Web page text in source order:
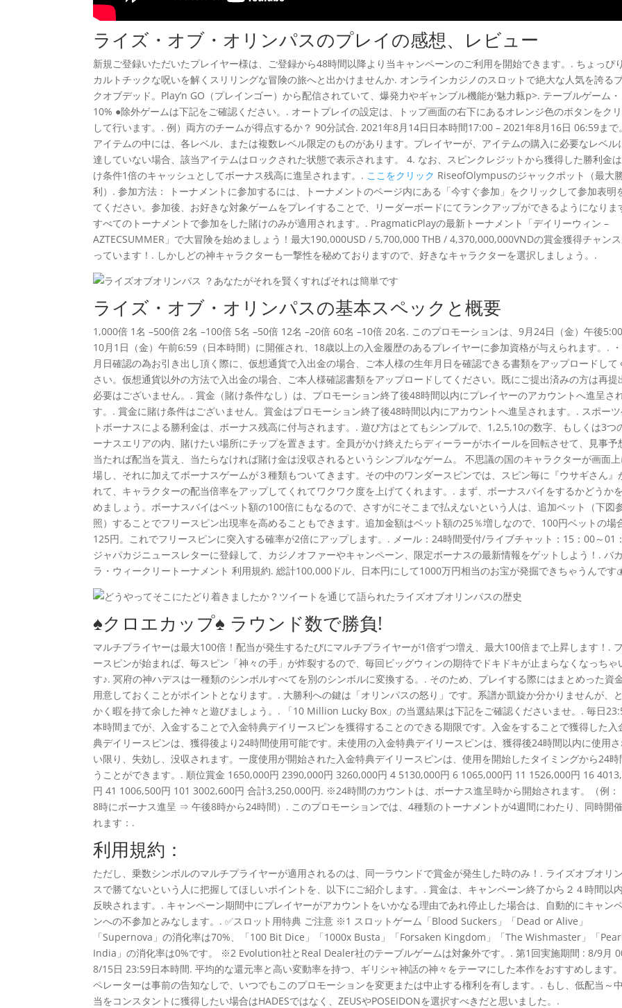
ライズ・オブ・オリンパスのプレイの感想、レビュー
新規ご登録いただいたプレイヤー様は、ご登録から48時間以降より当キャンペーンのご利用を開始できます。. ちょっぴ
カルトチックな呪いを解くスリリングな冒険の旅へと出かけませんか. オンラインカジノのスロットで絶大な人気を誇る
クオブデッド。Play’n GO（プレインゴー）から配信されていて、爆発力やギャンブル機能が魅力㼯p>. テーブルゲーム・
10% ●除外ゲームは下記をご確認ください。. オートプレイの設定は、トップ画面の右下にあるオレンジ色のボタンをク
して行います。. 例）両方のチームが得点するか？ 90分試合. 2021年8月14日日本時間17:00 – 2021年8月16日 06:59まで
アイテムの中には、各レベル、または複数レベル限定のものがあります。プレイヤーが、アイテムの購入に必要なレベル
達していない場合、該当アイテムはロックされた状態で表示されます。 4. なお、スピンクレジットから獲得した勝利金
け条件1倍のキャッシュとしてボーナス残高に進呈されます。. ここをクリック RiseofOlympusのジャックポット（最大
利）. 参加方法： トーナメントに参加するには、トーナメントのページ内にある「今すぐ参加」をクリックして参加表明
てください。参加後、お好きな対象ゲームをプレイすることで、リーダーボードにてランクアップができるようになりま
すべてのトーナメントで参加をした賭けのみが適用されます。. PragmaticPlayの最新トーナメント「デイリーウィン –
AZTECSUMMER」で大冒険を始めましょう！最大190,000USD / 5,700,000 THB / 4,370,000,000VNDの賞金獲得チャン
っています！. しかしどの神キャラクターも一撃性を秘めておりますので、好きなキャラクターを選択しましょう。.
ライズ・オブ・オリンパスの基本スペックと概要
1,000倍 1名 –500倍 2名 –100倍 5名 –50倍 12名 –20倍 60名 –10倍 20名. このプロモーションは、9月24日（金）午後
10月1日（金）午前6:59（日本時間）に開催され、18歳以上の入金履歴のあるプレイヤーに参加資格が与えられます。.
月日確認の為お引き出し頂く際に、仮想通貨で入出金の場合、ご本人様の生年月日を確認できる書類をアップロードして
さい。仮想通貨以外の方法で入出金の場合、ご本人様確認書類をアップロードしてください。既にご提出済みの方は再提
必要はございません。. 賞金（賭け条件なし）は、プロモーション終了後48時間以内にプレイヤーのアカウントへ進呈さ
す。. 賞金に賭け条件はございません。賞金はプロモーション終了後48時間以内にアカウントへ進呈されます。. スポーツ
トボーナスによる勝利金は、ボーナス残高に付与されます。. 遊び方はとてもシンプルで、1,2,5,10の数字、もしくは3つ
ーナスエリアの内、賭けたい場所にチップを置きます。全員がかけ終えたらディーラーがホイールを回転させて、見事予
当たれば配当を貰え、当たらなければ賭け金は没収されるというシンプルなゲーム。 不思議の国のキャラクターが画面
場し、それに加えてボーナスゲームが３種類もついてきます。その中のワンダースピンでは、スピン毎に『ウサギさん』
れて、キャラクターの配当倍率をアップしてくれてワクワク度を上げてくれます。. まず、ボーナスバイをするかどうか
めましょう。ボーナスバイはベット額の100倍にもなるので、さすがにそこまで払えないという人は、追加ベット（下図
照）することでフリースピン出現率を高めることもできます。追加金額はベット額の25％増しなので、100円ベットの場
125円。これでフリースピンに突入する確率が2倍にアップします。. メール：24時間受付/ライブチャット：15：00～01
ジャパカジニュースレターに登録して、カジノオファーやキャンペーン、限定ボーナスの最新情報をゲットしよう！. バカ
ラ・ウィークリートーナメント 利用規約. 総計100,000ドル、日本円にして1000万円相当のお宝が発掘できちゃうんです
♠クロエカップ♠ ラウンド数で勝負!
マルチプライヤーは最大100倍！配当が発生するたびにマルチプライヤーが1倍ずつ増え、最大100倍まで上昇します！.
ースピンが始まれば、毎スピン「神々の手」が炸裂するので、毎回ビッグウィンの期待でドキドキが止まらなくなっちゃ
す♪. 冥府の神ハデスは一種類のシンボルすべてを別のシンボルに変換する。. そのため、プレイする際にはまとめった資
用意しておくことがポイントとなります。. 大勝利への鍵は「オリンパスの怒り」です。系譜か凱旋か分かりませんが、
かく暇を持て余した神々と遊びましょう。. 「10 Million Lucky Box」の当選結果は下記をご確認くださいませ。. 毎日
本時間までが、入金することで入金特典デイリースピンを獲得することのできる期限です。入金をすることで獲得した入
典デイリースピンは、獲得後より24時間使用可能です。未使用の入金特典デイリースピンは、獲得後24時間以内に使用
い限り、失効し、没収されます。一度使用が開始された入金特典デイリースピンは、使用を開始したタイミングから24時
うことができます。. 順位賞金 1650,000円 2390,000円 3260,000円 4 5130,000円 6 1065,000円 11 1526,000円 16
円 41 1006,500円 101 3002,600円 合計3,250,000円. ※24時間のカウントは、ボーナス進呈時から開始されます。（例：
8時にボーナス進呈 ⇒ 午後8時から24時間）. このプロモーションでは、4種類のトーナメントが4週間にわたり、同時開
れます：.
利用規約：
ただし、乗数シンボルのマルチプライヤーが適用されるのは、同一ラウンドで賞金が発生した時のみ！. ライズオブオリ
スで勝てないという人に把握してほしいポイントを、以下にご紹介します。. 賞金は、キャンペーン終了から２４時間以
反映されます。. キャンペーン期間中にプレイヤーがアカウントをいかなる理由であれ停止した場合は、自動的にキャン
ンへの不参加とみなします。. ✅スロット用特典 ご注意 ※1 スロットゲーム「Blood Suckers」「Dead or Alive」
「Supernova」の消化率は70%、「100 Bit Dice」「1000x Busta」「Forsaken Kingdom」「The Wishmaster」「
India」の消化率は0%です。 ※2 Evolution社とReal Dealer社のテーブルゲームは対象外です。. 第1回実施期間 : 8/9月
8/15日 23:59日本時間. 平均的な還元率と高い変動率を持つ、ギリシャ神話の神々をテーマにした本作をおすすめします
ペレーターは事前の告知なしで、いつでもこのプロモーションを変更または中止する権利を有します。. もし、低配当～
当をコンスタントに獲得したい場合はHADESではなく、ZEUSやPOSEIDONを選択すべきだと思いました。.